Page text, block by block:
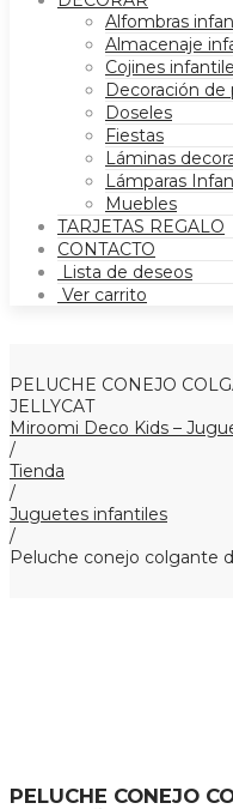
Alfombras
Almacenaje
Cojines
Decoración de
Doseles
Fiestas
Láminas
Lámparas
Muebles
TARJETAS REGALO
CONTACTO
Lista de deseos
Ver carrito
PELUCHE CONEJO
JELLYCAT
Miroomi Deco Kids –
/
Tienda
/
Juguetes infantiles
/
Peluche conejo colgante
PELUCHE CONEJO